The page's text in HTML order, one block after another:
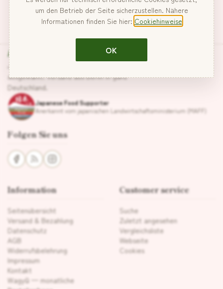
Japanische Lebensmittel, sorgfältig
ausgewählt. Versand aus Berlin in ganz
Deutschland.
Japanese Food Supporter
Anerkannt vom japanischen Landwirtschaftsministerium (MAFF)
Folgen Sie uns
Information
Seitenübersicht
Versand & Bezahlung
Datenschutz
AGB
Widerrufsbelehrung
Impressum
Kontakt
Wagyū — monatliche
Customer service
Suche
Zuletzt angesehen
Vergleichsliste
Webseite
Cookies
um den Betrieb der Seite sicherzustellen. Nähere
Informationen finden Sie hier: Cookiehinweise
OK